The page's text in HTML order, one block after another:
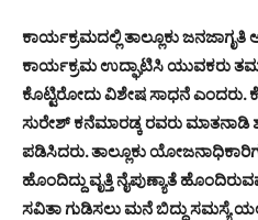
ಕಾರ್ಯಕ್ರಮದಲ್ಲಿ ತಾಲ್ಲೂಕು ಜನಜಾಗೃತಿ
ಕಾರ್ಯಕ್ರಮ ಉದ್ಘಾಟಿಸಿ ಯುವಕರು
ಕೊಟ್ಟಿರೋದು ವಿಶೇಷ ಸಾಧನೆ ಎಂದರು.
ಸುರೇಶ್ ಕನೆಮಾರಡ್ಕ ರವರು ಮಾತನಾಡಿ
ಪಡಿಸಿದರು. ತಾಲ್ಲೂಕು
ಹೊಂದಿದ್ದು ವೃತ್ತಿ ನೈಪುಣ್ಯಾತೆ
ಸವಿತಾ ಗುಡಿಸಲು ಮನೆ ಬಿದ್ದು ಸಮಸ್ಯೆ